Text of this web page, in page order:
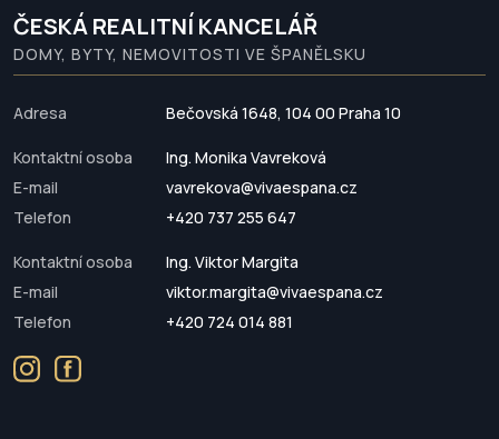
ČESKÁ REALITNÍ KANCELÁŘ
DOMY, BYTY, NEMOVITOSTI VE ŠPANĚLSKU
Adresa Bečovská 1648, 104 00 Praha 10
Kontaktní osoba
Ing. Monika Vavreková
E-mail
vavrekova@vivaespana.cz
Telefon
+420 737 255 647
Kontaktní osoba
Ing. Viktor Margita
E-mail
viktor.margita@vivaespana.cz
Telefon
+420 724 014 881